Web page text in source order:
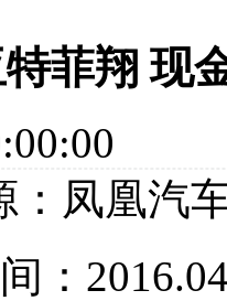
特菲翔 现
：凤凰汽
：